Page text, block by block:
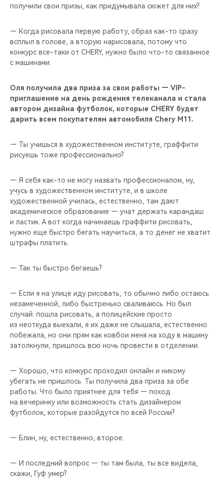
получили свои призы, как придумывала сюжет для них?
— Когда рисовала первую работу, образ как-то сразу
всплыл в голове, а вторую нарисовала, потому что
конкурс все-таки от CHERY, нужно было что-то связанное
с машинами.
Оля получила два приза за свои работы — VIP-
приглашение на день рождения телеканала и стала
автором дизайна футболок, которые CHERY будет
дарить всем покупателям автомобиля Chery M11.
— Ты учишься в художественном институте, граффити
рисуешь тоже профессионально?
— Я себя как-то не могу назвать профессионалом, ну,
учусь в художественном институте, и в школе
художественной училась, естественно, там дают
академическое образование — учат держать карандаш
и ластик. А вот когда начинаешь граффити рисовать,
нужно еще быстро бегать научиться, а то денег не хватит
штрафы платить.
— Так ты быстро бегаешь?
— Если я на улице иду рисовать, то обычно либо остаюсь
незамеченной, либо быстренько сваливаюсь. Но был
случай: пошла рисовать, а полицейские просто
из неоткуда выехали, я их даже не слышала, естественно
побежала, но они прям как ковбои меня на ходу в машину
затолкнули, пришлось всю ночь провести в отделении.
— Хорошо, что конкурс проходил онлайн и никому
убегать не пришлось. Ты получила два приза за обе
работы. Что было приятнее для тебя — поход
на вечеринку или возможность стать дизайнером
футболок, которые разойдутся по всей России?
— Блин, ну, естественно, второе.
— И последний вопрос — ты там была, ты все видела,
скажи, Гуф умер?